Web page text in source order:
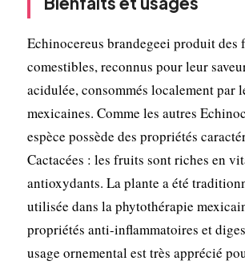
Echinocereus brandegeei produit des
comestibles, reconnus pour leur
acidulée, consommés localement par
mexicaines. Comme les autres
espèce possède des propriétés
Cactacées : les fruits sont riches en
antioxydants. La plante a été
utilisée dans la phytothérapie
propriétés anti-inflammatoires et
usage ornemental est très apprécié